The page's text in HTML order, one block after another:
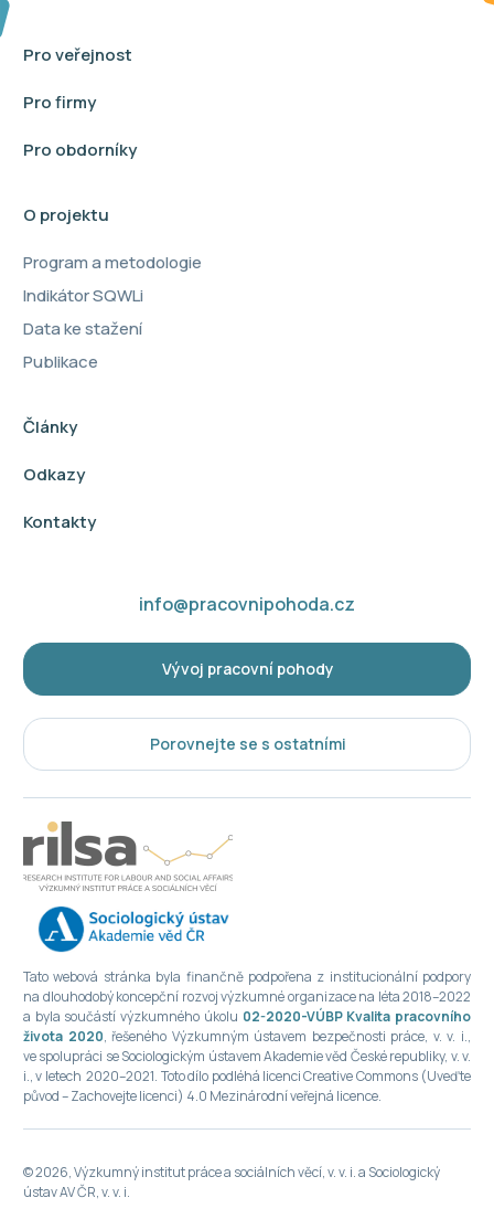
Pro veřejnost
Pro firmy
Pro obdorníky
O projektu
Program a metodologie
Indikátor SQWLi
Data ke stažení
Publikace
Články
Odkazy
Kontakty
info@pracovnipohoda.cz
Vývoj pracovní pohody
Porovnejte se s ostatními
Tato webová stránka byla finančně podpořena z institucionální podpory
na dlouhodobý koncepční rozvoj výzkumné organizace na léta 2018–2022
a byla součástí výzkumného úkolu 02-2020-VÚBP Kvalita pracovního
života 2020, řešeného Výzkumným ústavem bezpečnosti práce, v. v. i.,
ve spolupráci se Sociologickým ústavem Akademie věd České republiky, v. v.
i., v letech 2020–2021. Toto dílo podléhá licenci Creative Commons (Uveďte
původ – Zachovejte licenci) 4.0 Mezinárodní veřejná licence.
© 2026, Výzkumný institut práce a sociálních věcí, v. v. i. a Sociologický
ústav AV ČR, v. v. i.